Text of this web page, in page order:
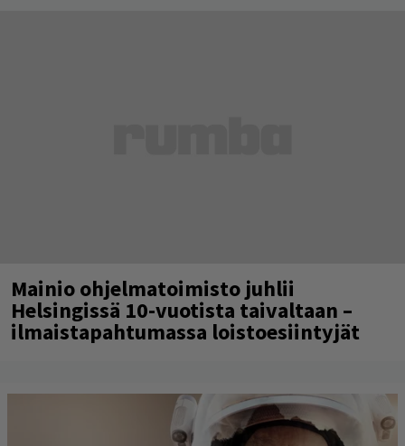
Mainio ohjelmatoimisto juhlii
Helsingissä 10-vuotista taivaltaan –
ilmaistapahtumassa loistoesiintyjät